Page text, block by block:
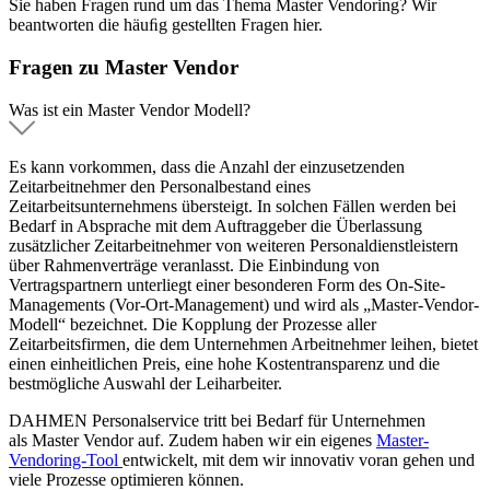
Sie haben Fragen rund um das Thema Master Vendoring? Wir
beantworten die häuﬁg gestellten Fragen hier.
Fragen zu Master Vendor
Was ist ein Master Vendor Modell?
Es kann vorkommen, dass die Anzahl der einzusetzenden
Zeitarbeitnehmer den Personalbestand eines
Zeitarbeitsunternehmens übersteigt. In solchen Fällen werden bei
Bedarf in Absprache mit dem Auftraggeber die Überlassung
zusätzlicher Zeitarbeitnehmer von weiteren Personaldienstleistern
über Rahmenverträge veranlasst. Die Einbindung von
Vertragspartnern unterliegt einer besonderen Form des On-Site-
Managements (Vor-Ort-Management) und wird als „Master-Vendor-
Modell“ bezeichnet. Die Kopplung der Prozesse aller
Zeitarbeitsfirmen, die dem Unternehmen Arbeitnehmer leihen, bietet
einen einheitlichen Preis, eine hohe Kostentransparenz und die
bestmögliche Auswahl der Leiharbeiter.
DAHMEN Personalservice tritt bei Bedarf für Unternehmen
als Master Vendor auf. Zudem haben wir ein eigenes Master-
Vendoring-Tool entwickelt, mit dem wir innovativ voran gehen und
viele Prozesse optimieren können.